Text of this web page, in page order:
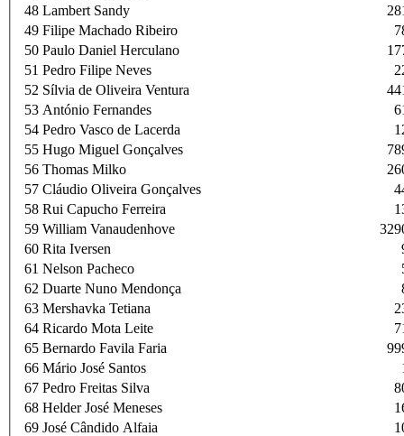
48 Lambert Sandy
49 Filipe Machado Ribeiro
50 Paulo Daniel Herculano
51 Pedro Filipe Neves
52 Sílvia de Oliveira Ventura
53 António Fernandes
54 Pedro Vasco de Lacerda
55 Hugo Miguel Gonçalves
56 Thomas Milko
57 Cláudio Oliveira Gonçalves
58 Rui Capucho Ferreira
59 William Vanaudenhove
60 Rita Iversen
61 Nelson Pacheco
62 Duarte Nuno Mendonça
63 Mershavka Tetiana
64 Ricardo Mota Leite
65 Bernardo Favila Faria
66 Mário José Santos
67 Pedro Freitas Silva
68 Helder José Meneses
69 José Cândido Alfaia